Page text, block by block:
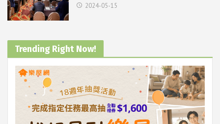
2024-05-15
Trending Right Now!